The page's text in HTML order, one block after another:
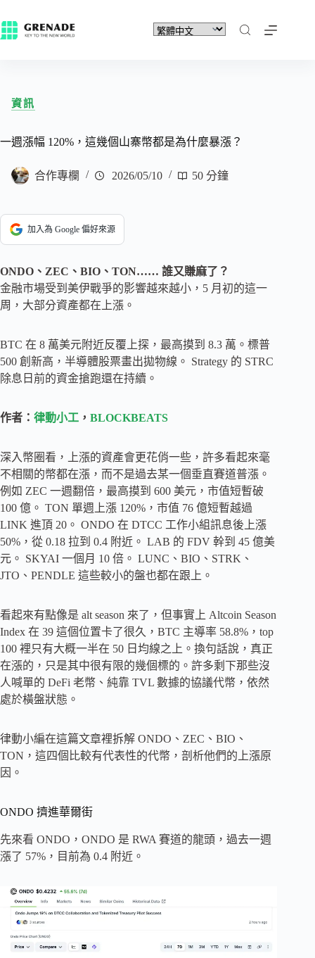
資訊
一週漲幅 120%，這幾個山寨幣都是為什麼暴漲？
合作專欄 2026/05/10 50 分鐘
加入為 Google 偏好來源
ONDO、ZEC、BIO、TON…… 誰又賺麻了？
金融市場受到美伊戰爭的影響越來越小，5 月初的這一
周，大部分資產都在上漲。
BTC 在 8 萬美元附近反覆上探，最高摸到 8.3 萬。標普
500 創新高，半導體股票畫出拋物線。 Strategy 的 STRC
除息日前的資金搶跑還在持續。
作者： 律動小工 ， BLOCKBEATS
深入幣圈看，上漲的資產會更花俏一些，許多看起來毫
不相關的幣都在漲，而不是過去某一個垂直賽道普漲。
例如 ZEC 一週翻倍，最高摸到 600 美元，市值短暫破
100 億。 TON 單週上漲 120%，市值 76 億短暫越過
LINK 進頂 20。 ONDO 在 DTCC 工作小組訊息後上漲
50%，從 0.18 拉到 0.4 附近。 LAB 的 FDV 幹到 45 億美
元。 SKYAI 一個月 10 倍。 LUNC、BIO、STRK、
JTO、PENDLE 這些較小的盤也都在跟上。
看起來有點像是 alt season 來了，但事實上 Altcoin Season
Index 在 39 這個位置卡了很久，BTC 主導率 58.8%，top
100 裡只有大概一半在 50 日均線之上。換句話說，真正
在漲的，只是其中很有限的幾個標的。許多剩下那些沒
人喊單的 DeFi 老幣、純靠 TVL 數據的協議代幣，依然
處於橫盤狀態。
律動小編在這篇文章裡拆解 ONDO、ZEC、BIO、
TON，這四個比較有代表性的代幣，剖析他們的上漲原
因。
ONDO 擠進華爾街
先來看 ONDO，ONDO 是 RWA 賽道的龍頭，過去一週
漲了 57%，目前為 0.4 附近。